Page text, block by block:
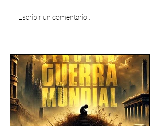
Escribir un comentario...